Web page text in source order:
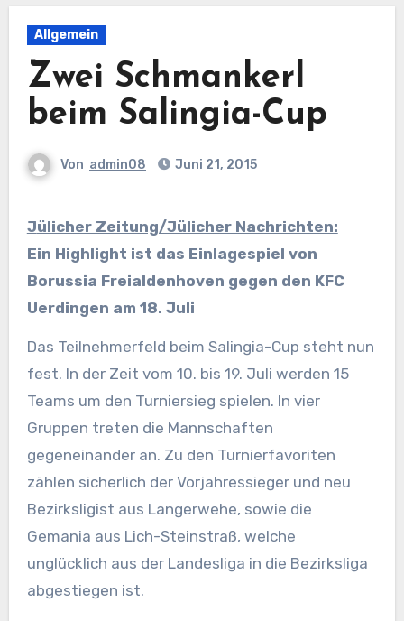
Allgemein
Zwei Schmankerl
beim Salingia-Cup
Von admin08 Juni 21, 2015
Jülicher Zeitung/Jülicher Nachrichten:
Ein Highlight ist das Einlagespiel von
Borussia Freialdenhoven gegen den KFC
Uerdingen am 18. Juli
Das Teilnehmerfeld beim Salingia-Cup steht nun
fest. In der Zeit vom 10. bis 19. Juli werden 15
Teams um den Turniersieg spielen. In vier
Gruppen treten die Mannschaften
gegeneinander an. Zu den Turnierfavoriten
zählen sicherlich der Vorjahressieger und neu
Bezirksligist aus Langerwehe, sowie die
Gemania aus Lich-Steinstraß, welche
unglücklich aus der Landesliga in die Bezirksliga
abgestiegen ist.